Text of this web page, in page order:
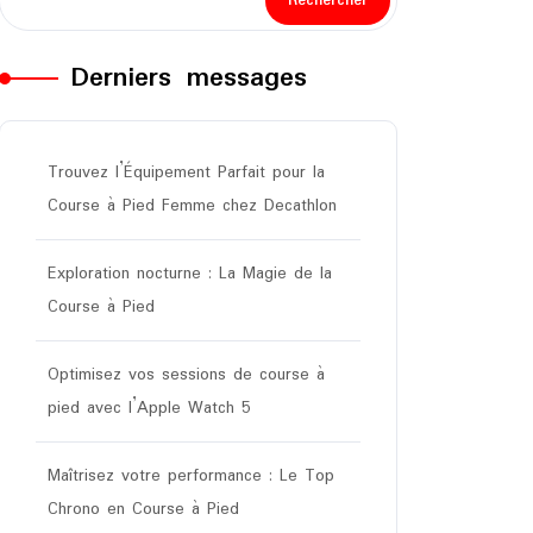
Derniers messages
Trouvez l’Équipement Parfait pour la
Course à Pied Femme chez Decathlon
Exploration nocturne : La Magie de la
Course à Pied
Optimisez vos sessions de course à
pied avec l’Apple Watch 5
Maîtrisez votre performance : Le Top
Chrono en Course à Pied